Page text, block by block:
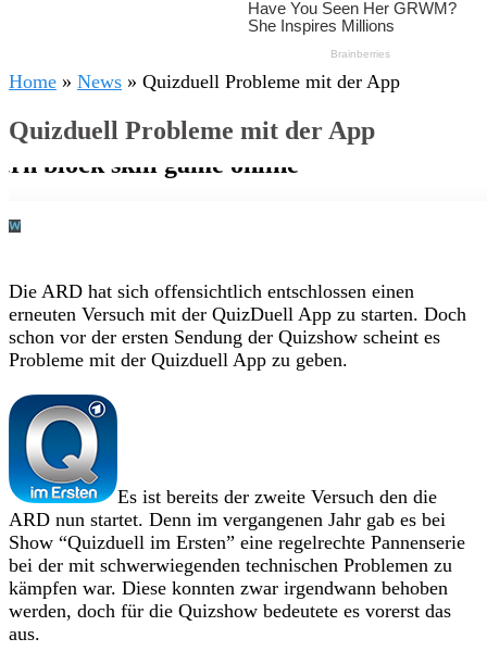
Home » News » Quizduell Probleme mit der App
Quizduell Probleme mit der App
Die ARD hat sich offensichtlich entschlossen einen
erneuten Versuch mit der QuizDuell App zu starten. Doch
schon vor der ersten Sendung der Quizshow scheint es
Probleme mit der Quizduell App zu geben.
Es ist bereits der zweite Versuch den die
ARD nun startet. Denn im vergangenen Jahr gab es bei
Show “Quizduell im Ersten” eine regelrechte Pannenserie
bei der mit schwerwiegenden technischen Problemen zu
kämpfen war. Diese konnten zwar irgendwann behoben
werden, doch für die Quizshow bedeutete es vorerst das
aus.